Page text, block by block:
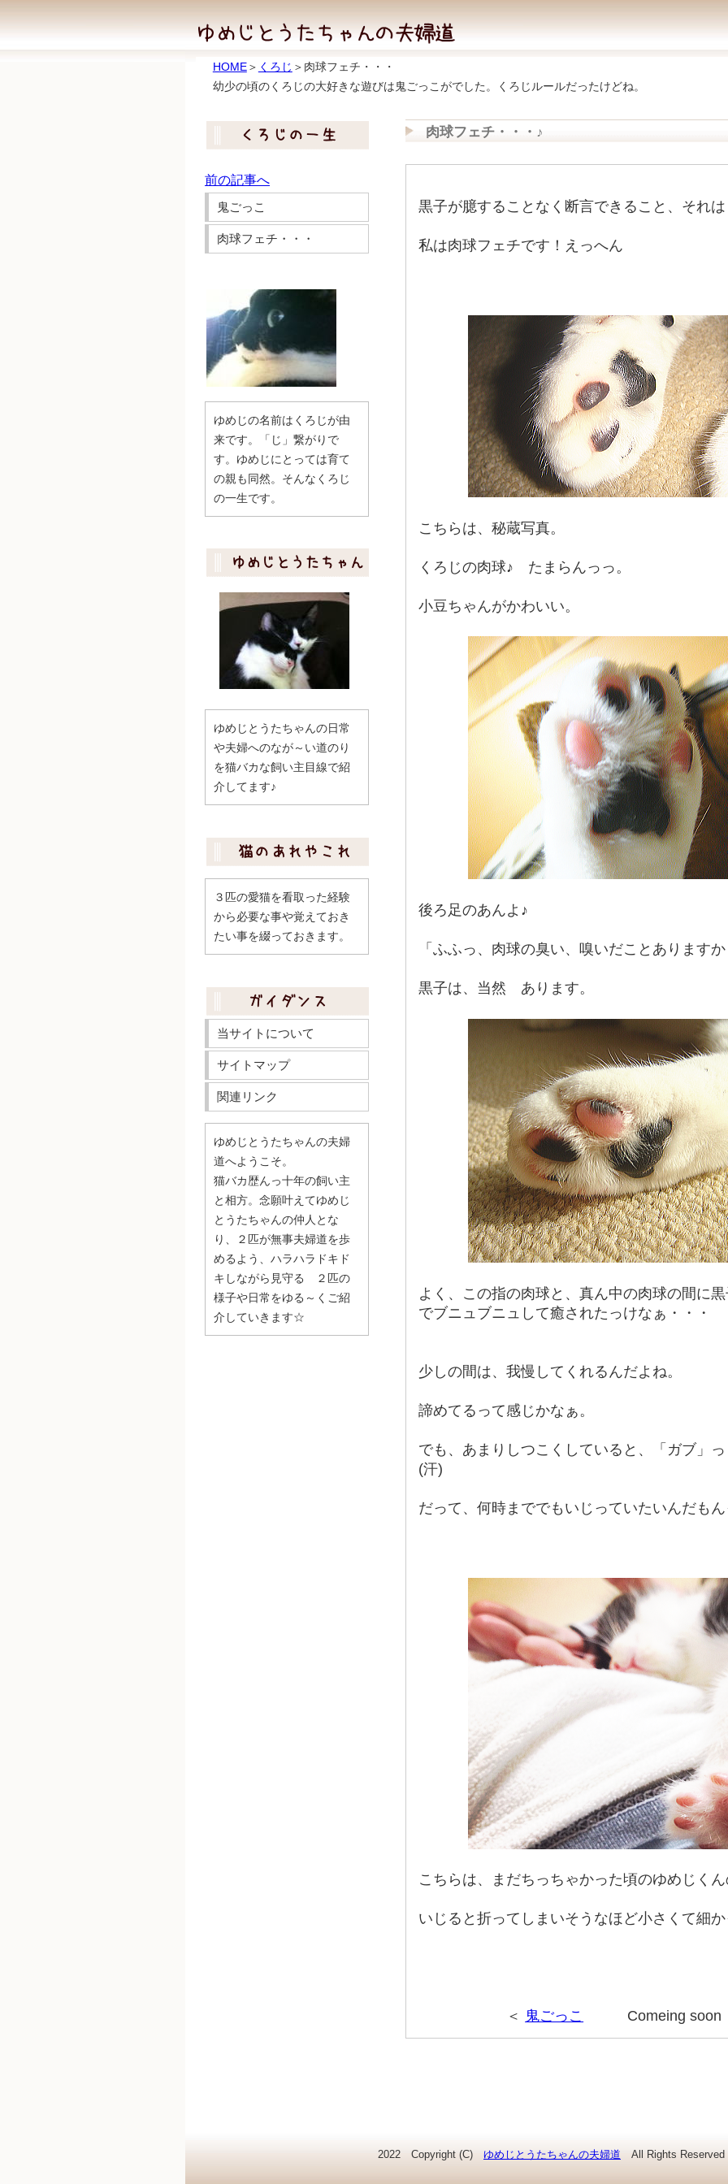
HOME＞ くろじ ＞肉球フェチ・・・
幼少の頃のくろじの大好きな遊びは鬼ごっこがでした。くろじルールだったけどね。
肉球フェチ・・・♪
黒子が臆することなく断言できること、それ
私は肉球フェチです！えっへん
こちらは、秘蔵写真。
くろじの肉球♪ たまらんっっ。
小豆ちゃんがかわいい。
後ろ足のあんよ♪
「ふふっ、肉球の臭い、嗅いだことあります
黒子は、当然 あります。
よく、この指の肉球と、真ん中の肉球の間に
でブニュブニュして癒されたっけなぁ・・・
少しの間は、我慢してくれるんだよね。
諦めてるって感じかなぁ。
でも、あまりしつこくしていると、「ガブ」
(汗)
だって、何時まででもいじっていたいんだも
こちらは、まだちっちゃかった頃のゆめじく
いじると折ってしまいそうなほど小さくて細
＜ 鬼ごっこ Comeing
前の記事へ
鬼ごっこ
肉球フェチ・・・
ゆめじの名前はくろじが由
来です。「じ」繋がりで
す。ゆめじにとっては育て
の親も同然。そんなくろじ
の一生です。
ゆめじとうたちゃんの日常
や夫婦へのなが～い道のり
を猫バカな飼い主目線で紹
介してます♪
３匹の愛猫を看取った経験
から必要な事や覚えておき
たい事を綴っておきます。
当サイトについて
サイトマップ
関連リンク
ゆめじとうたちゃんの夫婦
道へようこそ。
猫バカ歴んっ十年の飼い主
と相方。念願叶えてゆめじ
とうたちゃんの仲人とな
り、２匹が無事夫婦道を歩
めるよう、ハラハラドキド
キしながら見守る ２匹の
様子や日常をゆる～くご紹
介していきます☆
2022 Copyright (C) ゆめじとうたちゃんの夫婦道 All Rights Reserved